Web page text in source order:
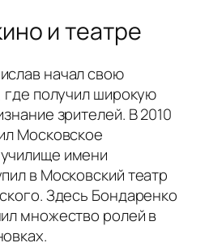
и театре
начал свою
где получил широкую
зрителей. В 2010
Московское
имени
в Московский театр
Здесь Бондаренко
множество ролей в